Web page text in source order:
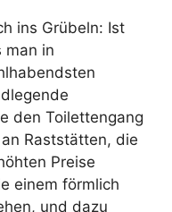
ins Grübeln: Ist
man in
den Toilettengang
Raststätten, die
Preise
einem förmlich
und dazu